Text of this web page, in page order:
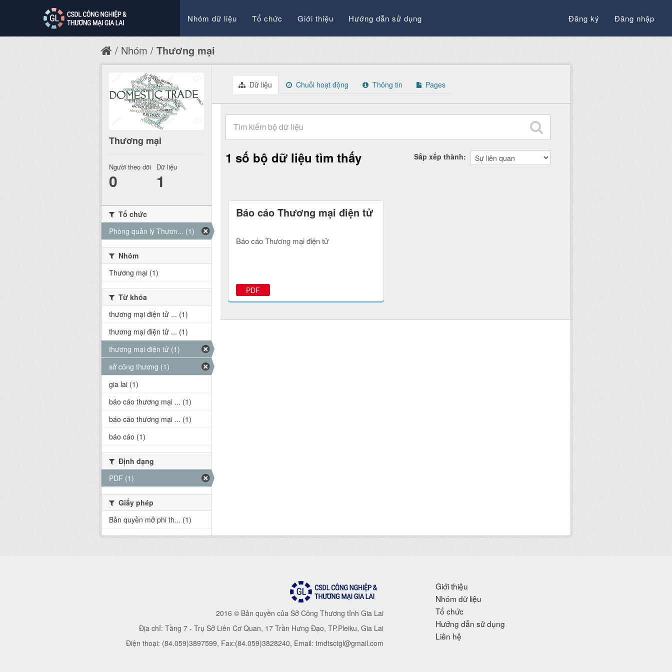
Nhóm dữ liệu Tổ chức Giới thiệu Hướng dẫn sử dụng Đăng ký Đăng nhập
Nhóm Thương mại
Dữ liệu Chuỗi hoạt động Thông tin Pages
Sắp xếp thành
1 số bộ dữ liệu tìm thấy
Báo cáo Thương mại điện tử
Báo cáo Thương mại điện tử
PDF
Thương mại
Người theo dõi
0
Dữ liệu
1
Tổ chức
Phòng quản lý Thươn... (1)
Nhóm
Thương mại (1)
Từ khóa
thương mại điện tử ... (1)
thương mại điện tử ... (1)
thương mại điện tử (1)
sở công thương (1)
gia lai (1)
báo cáo thương mại ... (1)
báo cáo thương mại ... (1)
báo cáo (1)
Định dạng
PDF (1)
Giấy phép
Bản quyền mở phi th... (1)
2016 © Bản quyền của Sở Công Thương tỉnh Gia Lai
Địa chỉ: Tầng 7 - Trụ Sở Liên Cơ Quan, 17 Trần Hưng Đạo, TP.Pleiku, Gia Lai
Điện thoại: (84.059)3897599, Fax:(84.059)3828240, Email: tmdtsctgl@gmail.com
Giới thiệu
Nhóm dữ liệu
Tổ chức
Hướng dẫn sử dụng
Liên hệ